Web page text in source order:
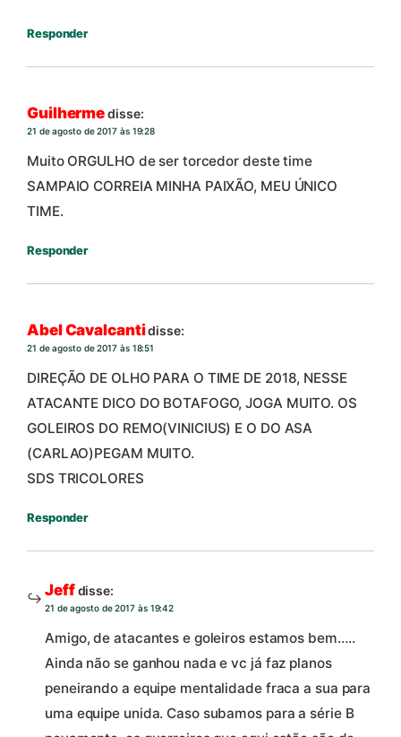
Responder
Guilhermedisse:
21 de agosto de 2017 às 19:28
Muito ORGULHO de ser torcedor deste time
SAMPAIO CORREIA MINHA PAIXÃO, MEU ÚNICO
TIME.
Responder
Abel Cavalcantidisse:
21 de agosto de 2017 às 18:51
DIREÇÃO DE OLHO PARA O TIME DE 2018, NESSE
ATACANTE DICO DO BOTAFOGO, JOGA MUITO. OS
GOLEIROS DO REMO(VINICIUS) E O DO ASA
(CARLAO)PEGAM MUITO.
SDS TRICOLORES
Responder
Jeffdisse:
21 de agosto de 2017 às 19:42
Amigo, de atacantes e goleiros estamos bem…..
Ainda não se ganhou nada e vc já faz planos
peneirando a equipe mentalidade fraca a sua para
uma equipe unida. Caso subamos para a série B